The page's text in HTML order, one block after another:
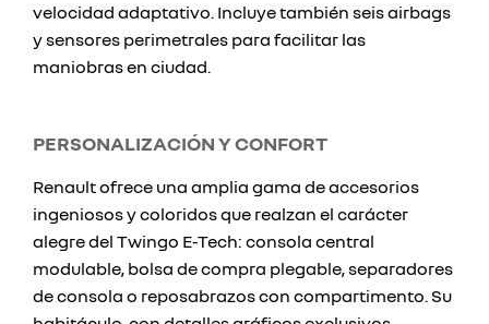
velocidad adaptativo. Incluye también seis airbags
y sensores perimetrales para facilitar las
maniobras en ciudad.
PERSONALIZACIÓN Y CONFORT
Renault ofrece una amplia gama de accesorios
ingeniosos y coloridos que realzan el carácter
alegre del Twingo E-Tech: consola central
modulable, bolsa de compra plegable, separadores
de consola o reposabrazos con compartimento. Su